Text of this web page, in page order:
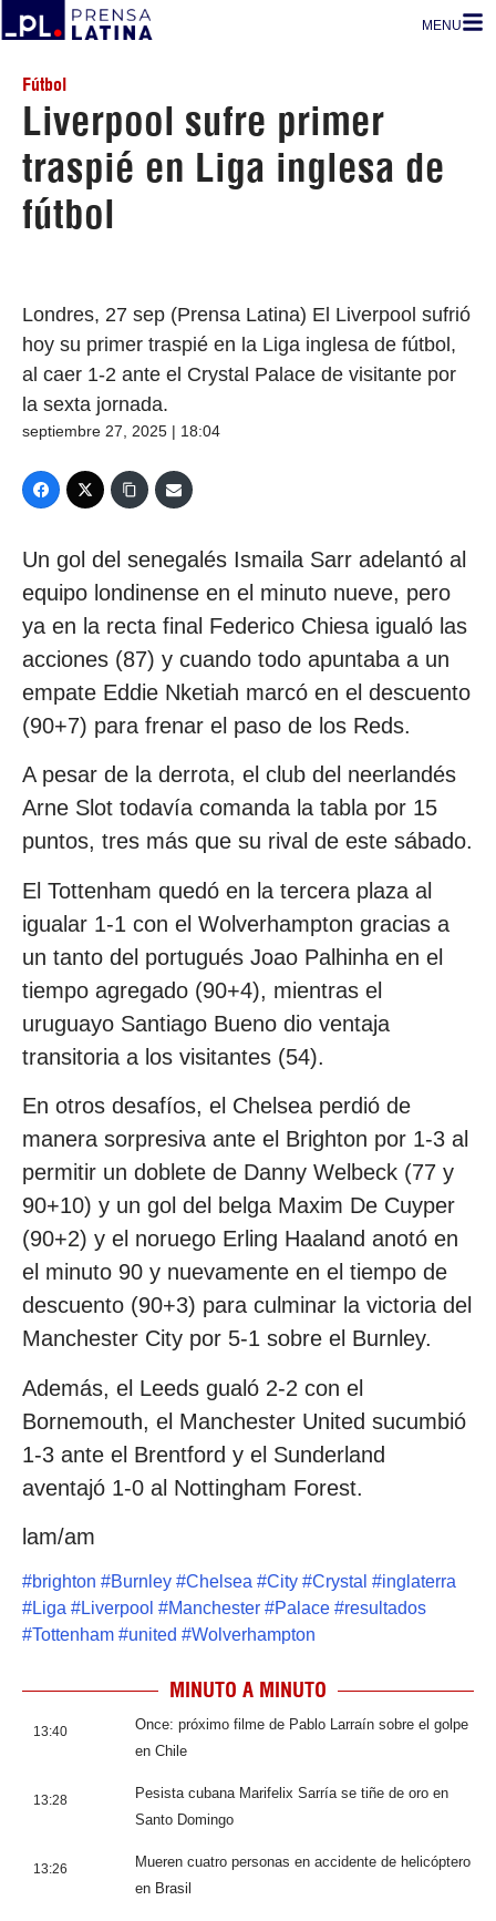
MENU
Fútbol
Liverpool sufre primer
traspié en Liga inglesa de
fútbol
Londres, 27 sep (Prensa Latina) El Liverpool sufrió
hoy su primer traspié en la Liga inglesa de fútbol,
al caer 1-2 ante el Crystal Palace de visitante por
la sexta jornada.
septiembre 27, 2025 | 18:04
Un gol del senegalés Ismaila Sarr adelantó al
equipo londinense en el minuto nueve, pero
ya en la recta final Federico Chiesa igualó las
acciones (87) y cuando todo apuntaba a un
empate Eddie Nketiah marcó en el descuento
(90+7) para frenar el paso de los Reds.
A pesar de la derrota, el club del neerlandés
Arne Slot todavía comanda la tabla por 15
puntos, tres más que su rival de este sábado.
El Tottenham quedó en la tercera plaza al
igualar 1-1 con el Wolverhampton gracias a
un tanto del portugués Joao Palhinha en el
tiempo agregado (90+4), mientras el
uruguayo Santiago Bueno dio ventaja
transitoria a los visitantes (54).
En otros desafíos, el Chelsea perdió de
manera sorpresiva ante el Brighton por 1-3 al
permitir un doblete de Danny Welbeck (77 y
90+10) y un gol del belga Maxim De Cuyper
(90+2) y el noruego Erling Haaland anotó en
el minuto 90 y nuevamente en el tiempo de
descuento (90+3) para culminar la victoria del
Manchester City por 5-1 sobre el Burnley.
Además, el Leeds gualó 2-2 con el
Bornemouth, el Manchester United sucumbió
1-3 ante el Brentford y el Sunderland
aventajó 1-0 al Nottingham Forest.
lam/am
#brighton #Burnley #Chelsea #City #Crystal #inglaterra
#Liga #Liverpool #Manchester #Palace #resultados
#Tottenham #united #Wolverhampton
MINUTO A MINUTO
13:40
Once: próximo filme de Pablo Larraín sobre el golpe
en Chile
13:28
Pesista cubana Marifelix Sarría se tiñe de oro en
Santo Domingo
13:26
Mueren cuatro personas en accidente de helicóptero
en Brasil